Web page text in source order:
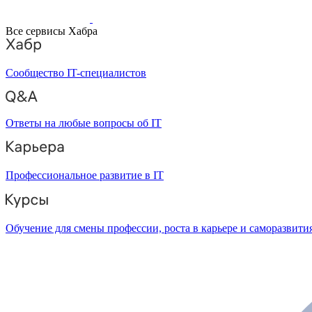
Все сервисы Хабра
Сообщество IT-специалистов
Ответы на любые вопросы об IT
Профессиональное развитие в IT
Обучение для смены профессии, роста в карьере и